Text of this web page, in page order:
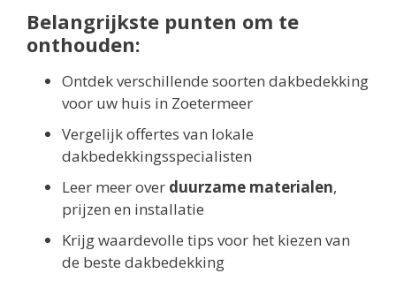
Belangrijkste punten om te
onthouden:
Ontdek verschillende soorten dakbedekking
voor uw huis in Zoetermeer
Vergelijk offertes van lokale
dakbedekkingsspecialisten
Leer meer over duurzame materialen,
prijzen en installatie
Krijg waardevolle tips voor het kiezen van
de beste dakbedekking